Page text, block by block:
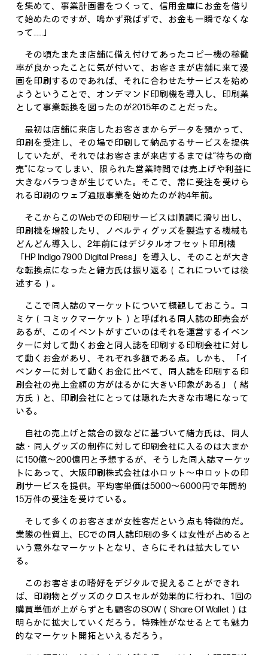
を集めて、事業計画書をつくって、信用金庫にお金を借り
て始めたのですが、鳴かず飛ばずで、お金も一瞬でなくな
って……」
その頃たまたま店舗に備え付けてあったコピー機の稼働
率が良かったことに気が付いて、お客さまが店舗に来て漫
画を印刷するのであれば、それに合わせたサービスを始め
ようということで、オンデマンド印刷機を導入し、印刷業
として事業転換を図ったのが2015年のことだった。
最初は店舗に来店したお客さまからデータを預かって、
印刷を受注し、その場で印刷して納品するサービスを提供
していたが、それではお客さまが来店するまでは“待ちの商
売”になってしまい、限られた営業時間では売上げや利益に
大きなバラつきが生じていた。そこで、常に受注を受けら
れる印刷のウェブ通販事業を始めたのが約4年前。
そこからこのWebでの印刷サービスは順調に滑り出し、
印刷機を増設したり、ノベルティグッズを製造する機械も
どんどん導入し、2年前にはデジタルオフセット印刷機
「HP Indigo 7900 Digital Press」を導入し、そのことが大き
な転換点になったと緒方氏は振り返る（これについては後
述する）。
ここで同人誌のマーケットについて概観しておこう。コ
ミケ（コミックマーケット）と呼ばれる同人誌の即売会が
あるが、このイベントがすごいのはそれを運営するイベン
ターに対して動くお金と同人誌を印刷する印刷会社に対し
て動くお金があり、それぞれ多額である点。しかも、「イ
ベンターに対して動くお金に比べて、同人誌を印刷する印
刷会社の売上金額の方がはるかに大きい印象がある」（緒
方氏）と、印刷会社にとっては隠れた大きな市場になって
いる。
自社の売上げと競合の数などに基づいて緒方氏は、同人
誌・同人グッズの制作に対して印刷会社に入るのは大まか
に150億～200億円と予想するが、そうした同人誌マーケッ
トにあって、大阪印刷株式会社は小ロット～中ロットの印
刷サービスを提供。平均客単価は5000～6000円で年間約
15万件の受注を受けている。
そして多くのお客さまが女性客だという点も特徴的だ。
業態の性質上、ECでの同人誌印刷の多くは女性が占めると
いう意外なマーケットとなり、さらにそれは拡大してい
る。
このお客さまの嗜好をデジタルで捉えることができれ
ば、印刷物とグッズのクロスセルが効果的に行われ、1回の
購買単価が上がらずとも顧客のSOW（Share Of Wallet）は
明らかに拡大していくだろう。特殊性がなせるとても魅力
的なマーケット開拓といえるだろう。